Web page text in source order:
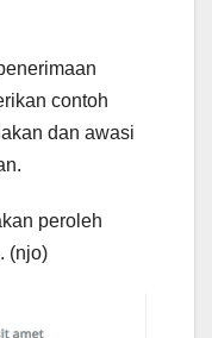
contoh
dan awasi
peroleh
(njo)